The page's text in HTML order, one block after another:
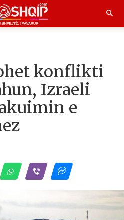
konflikti
Izraeli
e